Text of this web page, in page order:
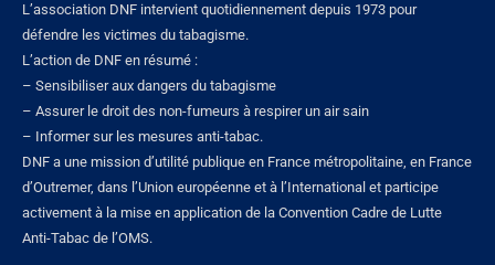
L’association DNF intervient quotidiennement depuis 1973 pour
défendre les victimes du tabagisme.
L’action de DNF en résumé :
– Sensibiliser aux dangers du tabagisme
– Assurer le droit des non-fumeurs à respirer un air sain
– Informer sur les mesures anti-tabac.
DNF a une mission d’utilité publique en France métropolitaine, en France
d’Outremer, dans l’Union européenne et à l’International et participe
activement à la mise en application de la Convention Cadre de Lutte
Anti-Tabac de l’OMS.